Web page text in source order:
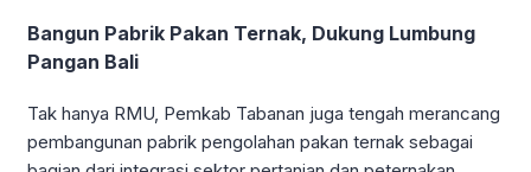
Bangun Pabrik Pakan Ternak, Dukung Lumbung
Pangan Bali
Tak hanya RMU, Pemkab Tabanan juga tengah merancang
pembangunan pabrik pengolahan pakan ternak sebagai